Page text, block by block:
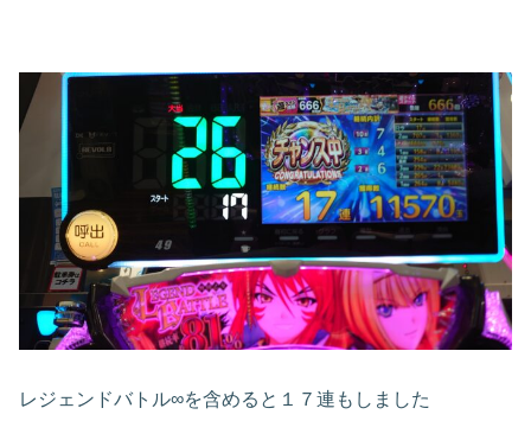
レジェンドバトル∞を含めると１７連もしました